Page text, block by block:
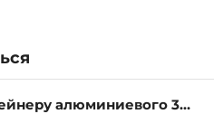
Крышка к контейнеру алюминиевого 380мл